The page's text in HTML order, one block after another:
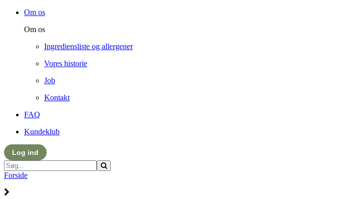
Om os
Om os
Ingrediensliste og allergener
Vores historie
Job
Kontakt
FAQ
Kundeklub
Log ind
Forside